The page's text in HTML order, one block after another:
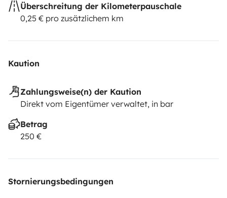
Überschreitung der Kilometerpauschale
0,25 € pro zusätzlichem km
Kaution
Zahlungsweise(n) der Kaution
Direkt vom Eigentümer verwaltet, in bar
Betrag
250 €
Stornierungsbedingungen